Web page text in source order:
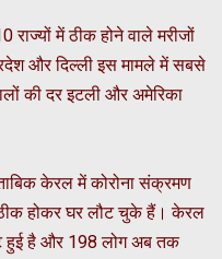
राज्यों में ठीक होने वाले मरीजों
और दिल्ली इस मामले में सबसे
की दर इटली और अमेरिका
केरल में कोरोना संक्रमण
होकर घर लौट चुके हैं। केरल
हुई है और 198 लोग अब तक